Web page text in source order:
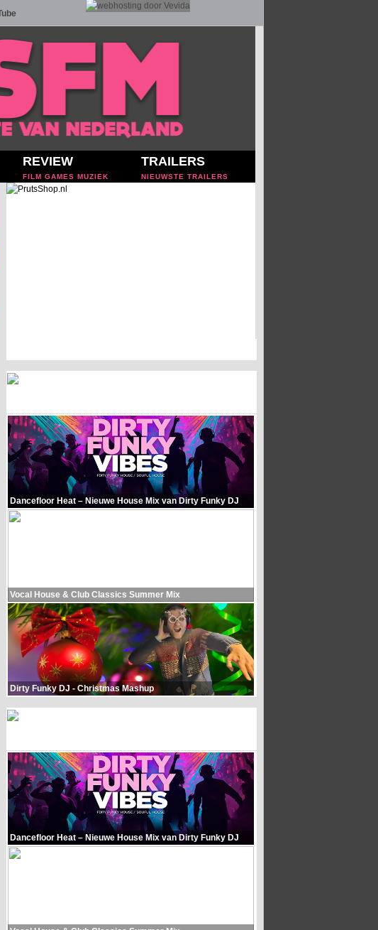
REVIEW
FILM GAMES MUZIEK
TRAILERS
NIEUWSTE TRAILERS
Dancefloor Heat – Nieuwe House Mix van Dirty Funky DJ
Vocal House & Club Classics Summer Mix
Dirty Funky DJ - Christmas Mashup
Dancefloor Heat – Nieuwe House Mix van Dirty Funky DJ